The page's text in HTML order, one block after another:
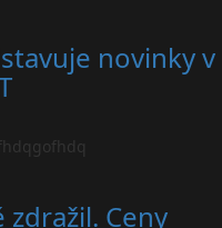
novinky v
zdražil. Ceny